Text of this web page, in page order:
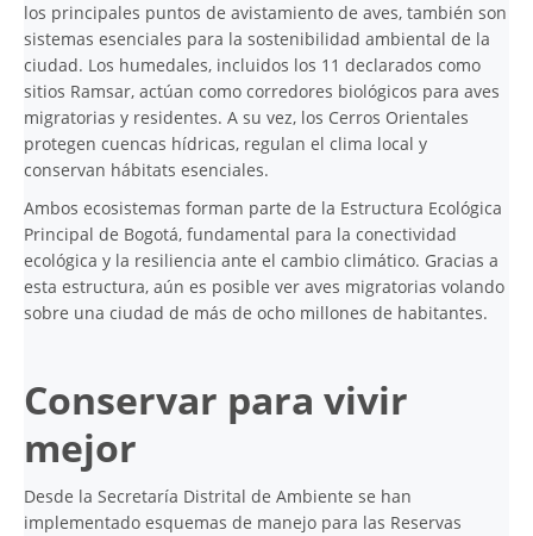
los principales puntos de avistamiento de aves, también son
sistemas esenciales para la sostenibilidad ambiental de la
ciudad. Los humedales, incluidos los 11 declarados como
sitios Ramsar, actúan como corredores biológicos para aves
migratorias y residentes. A su vez, los Cerros Orientales
protegen cuencas hídricas, regulan el clima local y
conservan hábitats esenciales.
Ambos ecosistemas forman parte de la Estructura Ecológica
Principal de Bogotá, fundamental para la conectividad
ecológica y la resiliencia ante el cambio climático. Gracias a
esta estructura, aún es posible ver aves migratorias volando
sobre una ciudad de más de ocho millones de habitantes.
Conservar para vivir
mejor
Desde la Secretaría Distrital de Ambiente se han
implementado esquemas de manejo para las Reservas